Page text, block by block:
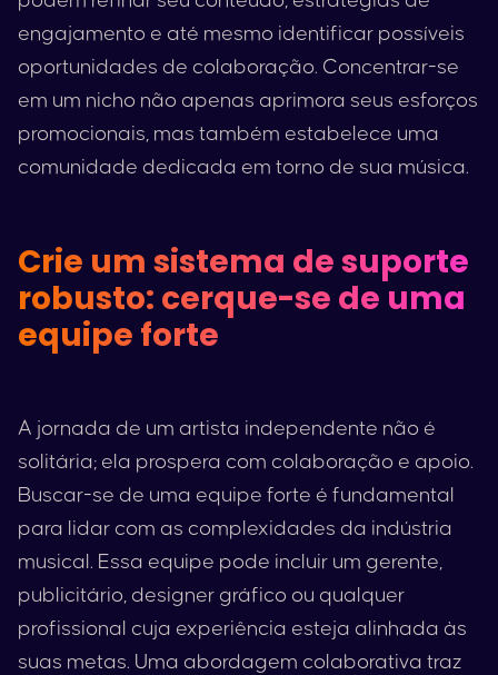
engajamento e até mesmo identificar possíveis
oportunidades de colaboração. Concentrar-se
em um nicho não apenas aprimora seus esforços
promocionais, mas também estabelece uma
comunidade dedicada em torno de sua música.
Crie um sistema de suporte
robusto: cerque-se de uma
equipe forte
A jornada de um artista independente não é
solitária; ela prospera com colaboração e apoio.
Buscar-se de uma equipe forte é fundamental
para lidar com as complexidades da indústria
musical. Essa equipe pode incluir um gerente,
publicitário, designer gráfico ou qualquer
profissional cuja experiência esteja alinhada às
suas metas. Uma abordagem colaborativa traz